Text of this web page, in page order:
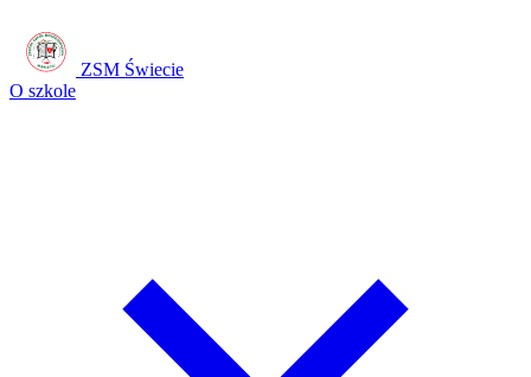
ZSM Świecie
O szkole